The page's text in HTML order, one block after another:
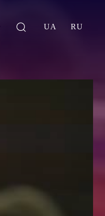
UA RU